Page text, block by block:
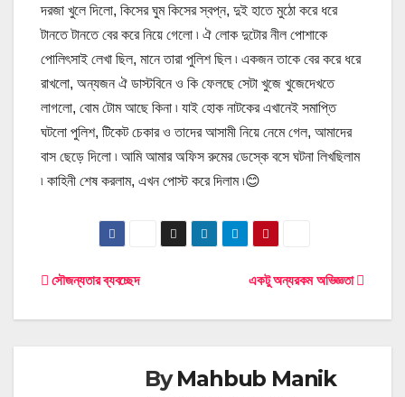
দরজা খুলে দিলো, কিসের ঘুম কিসের স্বপ্ন, দুই হাতে মুঠো করে ধরে
টানতে টানতে বের করে নিয়ে গেলো ৷ ঐ লোক দুটোর নীল পোশাকে
পোলিৎসাই লেখা ছিল, মানে তারা পুলিশ ছিল ৷ একজন তাকে বের করে ধরে
রাখলো, অন্যজন ঐ ডাস্টবিনে ও কি ফেলছে সেটা খুজে খুজেদেখতে
লাগলো, বোম টোম আছে কিনা ৷ যাই হোক নাটকের এখানেই সমাপ্তি
ঘটলো পুলিশ, টিকেট চেকার ও তাদের আসামী নিয়ে নেমে গেল, আমাদের
বাস ছেড়ে দিলো ৷ আমি আমার অফিস রুমের ডেস্কে বসে ঘটনা লিখছিলাম
৷ কাহিনী শেষ করলাম, এখন পোস্ট করে দিলাম ৷😊
Post
navigation
একটু অন্যরকম অভিজ্ঞতা
সৌজন্যতার ব্যবচ্ছেদ
ByMahbub Manik